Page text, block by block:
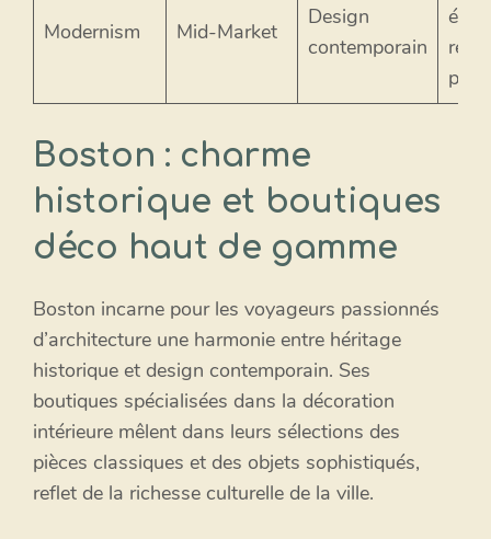
Modernism Mid-Market
Design
contemporain
éco-
Boston : charme
historique et boutiques
déco haut de gamme
Boston incarne pour les voyageurs passionnés
d’architecture une harmonie entre héritage
historique et design contemporain. Ses
boutiques spécialisées dans la décoration
intérieure mêlent dans leurs sélections des
pièces classiques et des objets sophistiqués,
reflet de la richesse culturelle de la ville.